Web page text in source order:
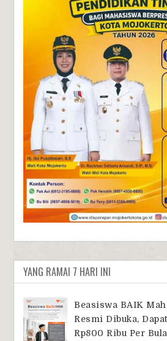
YANG RAMAI 7 HARI INI
Beasiswa BAIK
Resmi Dibuka,
Rp800 Ribu Per